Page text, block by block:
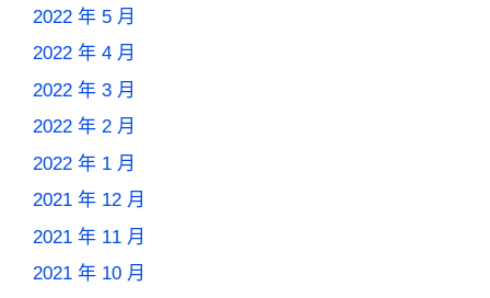
2022 年 5 月
2022 年 4 月
2022 年 3 月
2022 年 2 月
2022 年 1 月
2021 年 12 月
2021 年 11 月
2021 年 10 月